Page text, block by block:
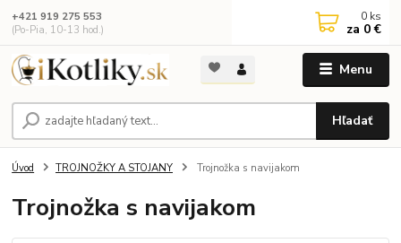
Menu
Hľadať
+421 919 275 553
(Po-Pia, 10-13 hod.)
0 ks
za 0 €
Úvod TROJNOŽKY A STOJANY Trojnožka s navijakom
Trojnožka s navijakom